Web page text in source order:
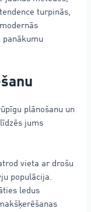
turpinās,
plānošanu un
jums
vieta ar drošu
populācija.
ledus